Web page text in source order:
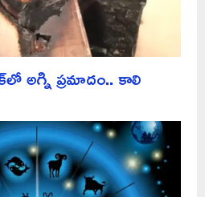
అగ్ని ప్రమాదం.. కాలి